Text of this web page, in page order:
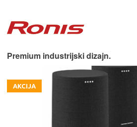
Premium industrijski dizajn.
AKCIJA